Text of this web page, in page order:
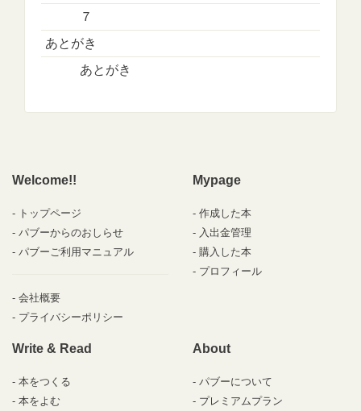
７
あとがき
あとがき
Welcome!!
トップページ
パブーからのおしらせ
パブーご利用マニュアル
会社概要
プライバシーポリシー
Mypage
作成した本
入出金管理
購入した本
プロフィール
Write & Read
本をつくる
本をよむ
About
パブーについて
プレミアムプラン